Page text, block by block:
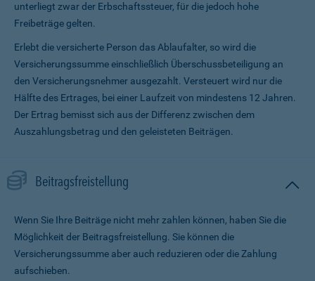
unterliegt zwar der Erbschaftssteuer, für die jedoch hohe
Freibeträge gelten.
Erlebt die versicherte Person das Ablaufalter, so wird die
Versicherungssumme ein­schließlich Überschussbeteiligung an
den Versicherungsnehmer ausgezahlt. Versteuert wird nur die
Hälfte des Ertrages, bei einer Laufzeit von mindestens 12 Jahren.
Der Ertrag bemisst sich aus der Differenz zwischen dem
Auszahlungsbetrag und den geleisteten Beiträgen.
Beitragsfreistellung
Wenn Sie Ihre Beiträge nicht mehr zahlen können, haben Sie die
Möglichkeit der Beitragsfreistellung. Sie können die
Versicherungssumme aber auch reduzieren oder die Zahlung
aufschieben.